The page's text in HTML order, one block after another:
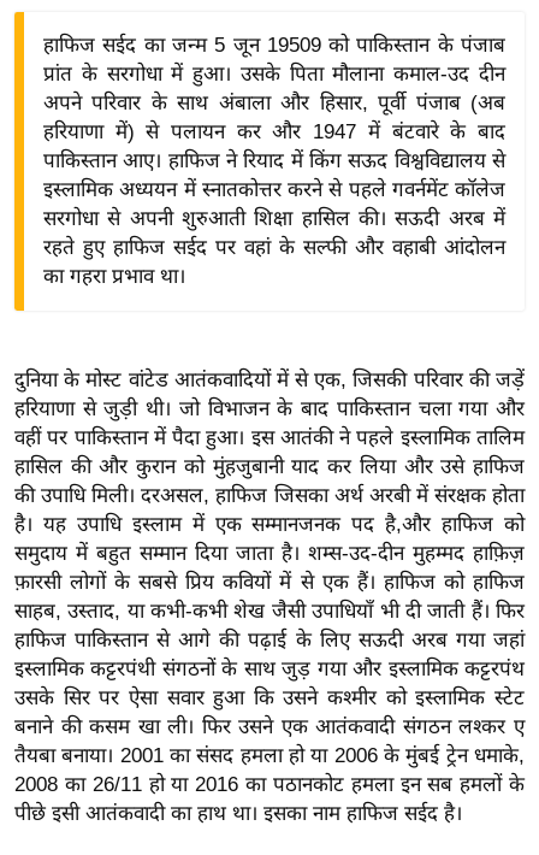
द्यो
वि
ज्ञ
रा
य
ब
ज
ट
खे
ल
क्रि
के
ट
P
L
हाफिज सईद का जन्म 5 जून 19509 को पाकिस्तान के पंजाब
प्रांत के सरगोधा में हुआ। उसके पिता मौलाना कमाल-उद दीन
अपने परिवार के साथ अंबाला और हिसार, पूर्वी पंजाब (अब
हरियाणा में) से पलायन कर और 1947 में बंटवारे के बाद
पाकिस्तान आए। हाफिज ने रियाद में किंग सऊद विश्वविद्यालय से
इस्लामिक अध्ययन में स्नातकोत्तर करने से पहले गवर्नमेंट कॉलेज
सरगोधा से अपनी शुरुआती शिक्षा हासिल की। सऊदी अरब में
रहते हुए हाफिज सईद पर वहां के सल्फी और वहाबी आंदोलन
का गहरा प्रभाव था।
दुनिया के मोस्ट वांटेड आतंकवादियों में से एक, जिसकी परिवार की जड़ें
हरियाणा से जुड़ी थी। जो विभाजन के बाद पाकिस्तान चला गया और
वहीं पर पाकिस्तान में पैदा हुआ। इस आतंकी ने पहले इस्लामिक तालिम
हासिल की और कुरान को मुंहजुबानी याद कर लिया और उसे हाफिज
की उपाधि मिली। दरअसल, हाफिज जिसका अर्थ अरबी में संरक्षक होता
है। यह उपाधि इस्लाम में एक सम्मानजनक पद है,और हाफिज को
समुदाय में बहुत सम्मान दिया जाता है। शम्स-उद-दीन मुहम्मद हाफ़िज़
फ़ारसी लोगों के सबसे प्रिय कवियों में से एक हैं। हाफिज को हाफिज
साहब, उस्ताद, या कभी-कभी शेख जैसी उपाधियाँ भी दी जाती हैं। फिर
हाफिज पाकिस्तान से आगे की पढ़ाई के लिए सऊदी अरब गया जहां
इस्लामिक कट्टरपंथी संगठनों के साथ जुड़ गया और इस्लामिक कट्टरपंथ
उसके सिर पर ऐसा सवार हुआ कि उसने कश्मीर को इस्लामिक स्टेट
बनाने की कसम खा ली। फिर उसने एक आतंकवादी संगठन लश्कर ए
तैयबा बनाया। 2001 का संसद हमला हो या 2006 के मुंबई ट्रेन धमाके,
2008 का 26/11 हो या 2016 का पठानकोट हमला इन सब हमलों के
पीछे इसी आतंकवादी का हाथ था। इसका नाम हाफिज सईद है।